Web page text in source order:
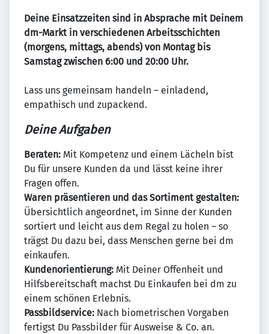
Deine Einsatzzeiten sind in Absprache mit Deinem
dm-Markt in verschiedenen Arbeitsschichten
(morgens, mittags, abends) von Montag bis
Samstag zwischen 6:00 und 20:00 Uhr.
Lass uns gemeinsam handeln – einladend,
empathisch und zupackend.
Deine Aufgaben
Beraten: Mit Kompetenz und einem Lächeln bist
Du für unsere Kunden da und lässt keine ihrer
Fragen offen.
Waren präsentieren und das Sortiment gestalten:
Übersichtlich angeordnet, im Sinne der Kunden
sortiert und leicht aus dem Regal zu holen – so
trägst Du dazu bei, dass Menschen gerne bei dm
einkaufen.
Kundenorientierung: Mit Deiner Offenheit und
Hilfsbereitschaft machst Du Einkaufen bei dm zu
einem schönen Erlebnis.
Passbildservice: Nach biometrischen Vorgaben
fertigst Du Passbilder für Ausweise & Co. an.